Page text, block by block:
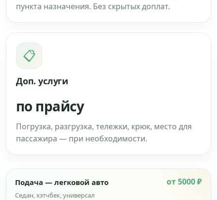
пункта назначения. Без скрытых доплат.
📋
Доп. услуги
по прайсу
Погрузка, разгрузка, тележки, крюк, место для
пассажира — при необходимости.
Подача — легковой авто от 5000 ₽
Седан, хэтчбек, универсал